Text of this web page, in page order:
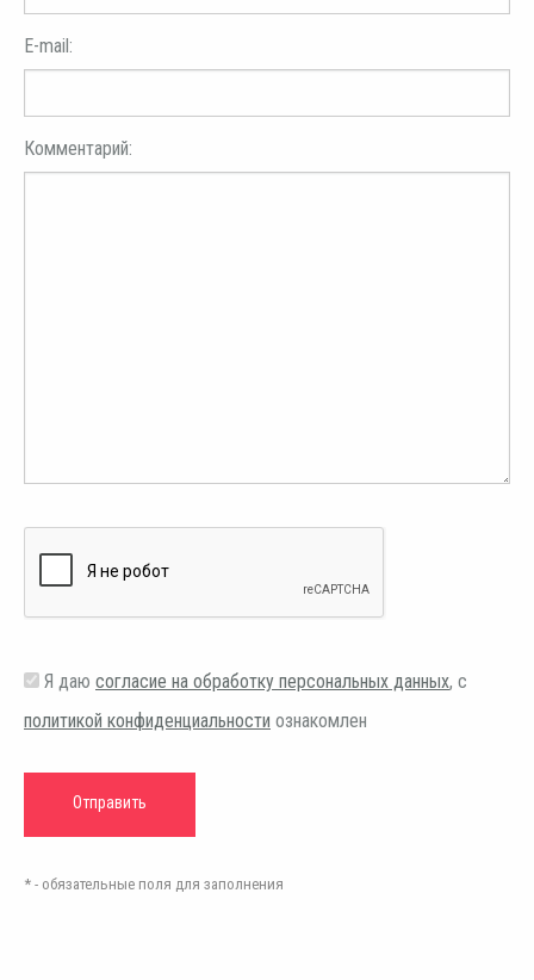
E-mail:
Комментарий:
Я даю согласие на обработку персональных данных, с
политикой конфиденциальности ознакомлен
* - обязательные поля для заполнения